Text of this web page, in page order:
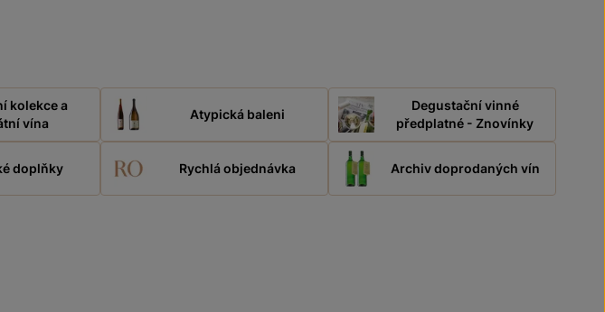
kolekce a
vína
Atypická baleni
Degustační vinné
předplatné - Znovínky
doplňky Rychlá objednávka Archiv doprodaných vín